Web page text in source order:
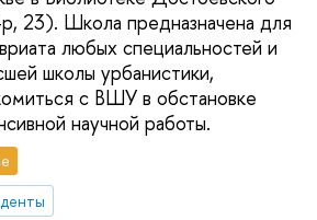
23). Школа предназначена для
любых специальностей и
школы урбанистики,
с ВШУ в обстановке
научной работы.